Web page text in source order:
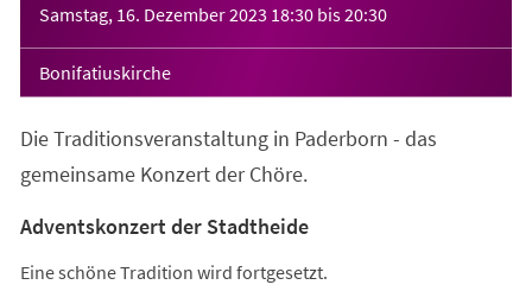
Samstag, 16. Dezember 2023 18:30 bis20:30
Bonifatiuskirche
Die Traditionsveranstaltung in Paderborn - das
gemeinsame Konzert der Chöre.
Adventskonzert der Stadtheide
Eine schöne Tradition wird fortgesetzt.